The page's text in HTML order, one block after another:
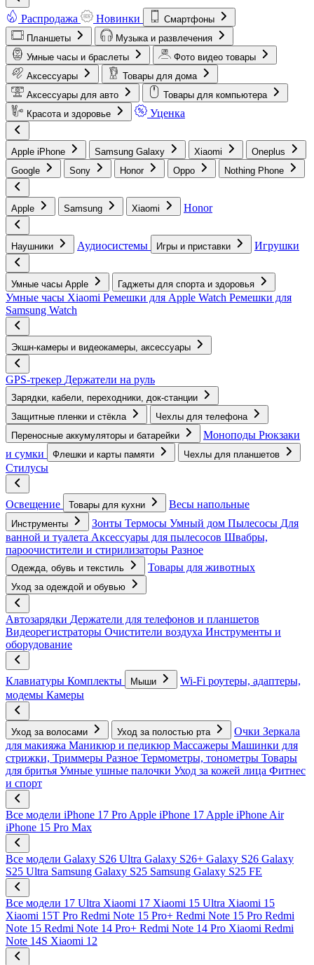
Распродажа Новинки
Смартфоны
Планшеты
Музыка и развлечения
Умные часы и браслеты
Фото видео товары
Аксессуары
Товары для дома
Аксессуары для авто
Товары для компьютера
Красота и здоровье
Уценка
Apple iPhone Samsung Galaxy Xiaomi
Oneplus
Google
Sony Honor Oppo Nothing Phone
Apple Samsung Xiaomi Honor
Наушники Аудиосистемы Игры и приставки Игрушки
Умные часы Apple Гаджеты для спорта и здоровья
Умные часы Xiaomi Ремешки для Apple Watch Ремешки для
Samsung Watch
Экшн-камеры и видеокамеры, аксессуары
GPS-трекер Держатели на руль
Зарядки, кабели, переходники, док-станции
Защитные пленки и стёкла
Чехлы для телефона
Переносные аккумуляторы и батарейки
Моноподы Рюкзаки
и сумки
Флешки и карты памяти Чехлы для планшетов
Стилусы
Освещение Товары для кухни Весы напольные
Инструменты Зонты Термосы Умный дом Пылесосы Для
ванной и туалета Аксессуары для пылесосов Швабры,
пароочистители и стирилизаторы Разное
Одежда, обувь и текстиль Товары для животных
Уход за одеждой и обувью
Автозарядки Держатели для телефонов и планшетов
Видеорегистраторы Очистители воздуха Инструменты и
оборудование
Клавиатуры Комплекты Мыши
Wi-Fi роутеры, адаптеры,
модемы Камеры
Уход за волосами Уход за полостью рта Очки Зеркала
для макияжа Маникюр и педикюр Массажеры Машинки для
стрижки, Триммеры Разное Термометры, тонометры Товары
для бритья Умные ушные палочки Уход за кожей лица Фитнес
и спорт
Все модели iPhone 17 Pro Apple iPhone 17 Apple iPhone Air
iPhone 15 Pro Max
Все модели Galaxy S26 Ultra Galaxy S26+ Galaxy S26 Galaxy
S25 Ultra Samsung Galaxy S25 Samsung Galaxy S25 FE
Все модели 17 Ultra Xiaomi 17 Xiaomi 15 Ultra Xiaomi 15
Xiaomi 15T Pro Redmi Note 15 Pro+ Redmi Note 15 Pro Redmi
Note 15 Redmi Note 14 Pro+ Redmi Note 14 Pro Xiaomi Redmi
Note 14S Xiaomi 12